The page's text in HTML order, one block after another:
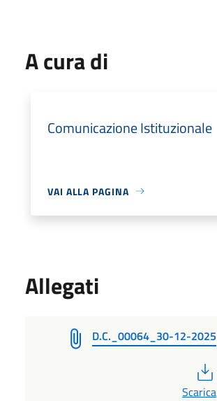
A cura di
Comunicazione Istituzionale
VAI ALLA PAGINA
Allegati
D.C._00064_30-12-2025
Scarica